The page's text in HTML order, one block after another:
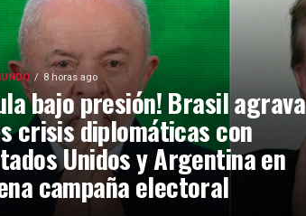
8 horas ago
bajo presión! Brasil agrava
crisis diplomáticas con
Unidos y Argentina en
campaña electoral